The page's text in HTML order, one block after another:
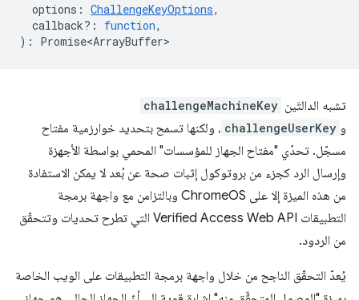
options : ChallengeKeyOptions,
callback? : function,
) : Promise<ArrayBuffer>
تشبه الدالتَين challengeMachineKey
و challengeUserKey ، ولكنها تسمح بتحديد خوارزمية مفتاح
مسجّل. تحدّي "مفتاح الجهاز للمؤسسات" المحمي بواسطة الأجهزة
وإرسال الرد كجزء من بروتوكول إثبات صحة عن بُعد لا يمكن الاستفادة
من هذه الميزة إلا على ChromeOS وبالتزامن مع واجهة برمجة
التطبيقات Verified Access Web API التي تطرح تحديات وتتحقّق
من الردود.
يُعدّ التحقّق الناجح من خلال واجهة برمجة التطبيقات على الويب الخاصة